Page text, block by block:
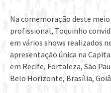
Na comemoração deste
profissional, Toquinho
em vários shows realizados
apresentação única na
em Recife, Fortaleza, São
Belo Horizonte, Brasília,